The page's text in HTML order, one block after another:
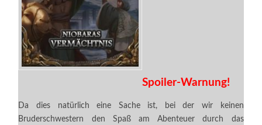
Spoiler-Warnung!
Da dies natürlich eine Sache ist, bei der wir keinen
Bruderschwestern den Spaß am Abenteuer durch das